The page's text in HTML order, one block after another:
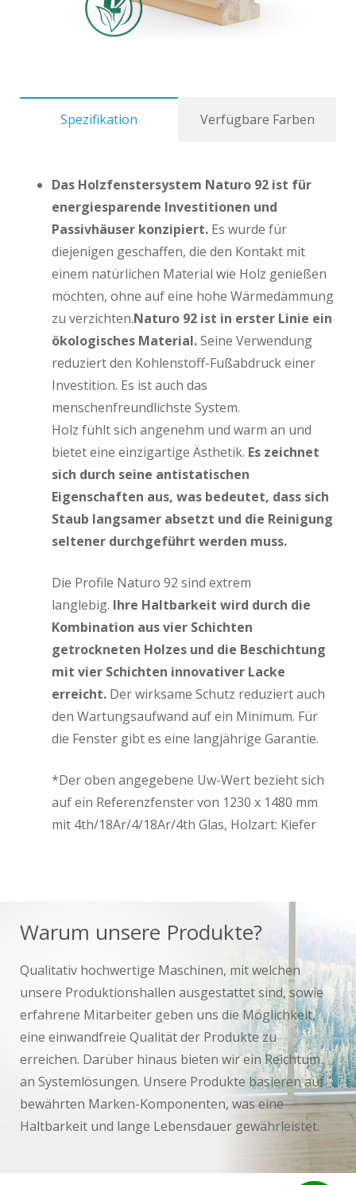
Spezifikation Verfügbare Farben
Das Holzfenstersystem Naturo 92 ist für
energiesparende Investitionen und
Passivhäuser konzipiert. Es wurde für
diejenigen geschaffen, die den Kontakt mit
einem natürlichen Material wie Holz genießen
möchten, ohne auf eine hohe Wärmedämmung
zu verzichten.Naturo 92 ist in erster Linie ein
ökologisches Material.Seine Verwendung
reduziert den Kohlenstoff-Fußabdruck einer
Investition. Es ist auch das
menschenfreundlichste System.
Holz fühlt sich angenehm und warm an und
bietet eine einzigartige Ästhetik. Es zeichnet
sich durch seine antistatischen
Eigenschaften aus, was bedeutet, dass sich
Staub langsamer absetzt und die Reinigung
seltener durchgeführt werden muss.
Die Profile Naturo 92 sind extrem
langlebig. Ihre Haltbarkeit wird durch die
Kombination aus vier Schichten
getrockneten Holzes und die Beschichtung
mit vier Schichten innovativer Lacke
erreicht. Der wirksame Schutz reduziert auch
den Wartungsaufwand auf ein Minimum. Für
die Fenster gibt es eine langjährige Garantie.
*Der oben angegebene Uw-Wert bezieht sich
auf ein Referenzfenster von 1230 x 1480 mm
mit 4th/18Ar/4/18Ar/4th Glas, Holzart: Kiefer
Warum unsere Produkte?
Qualitativ hochwertige Maschinen, mit welchen
unsere Produktionshallen ausgestattet sind, sowie
erfahrene Mitarbeiter geben uns die Möglichkeit,
eine einwandfreie Qualität der Produkte zu
erreichen. Darüber hinaus bieten wir ein Reichtum
an Systemlösungen. Unsere Produkte basieren auf
bewährten Marken-Komponenten, was eine
Haltbarkeit und lange Lebensdauer gewährleistet.